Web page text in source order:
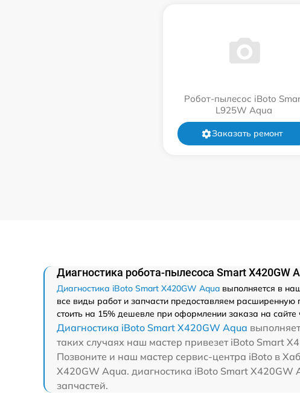
Робот-пылесос iBoto
L925W Aqua
Заказать ремонт
Диагностика робота-пылесоса Smart Х420GW
Диагностика iBoto Smart Х420GW Aqua выполняется в
все виды работ и запчасти предоставляем
стоить на 15% дешевле при оформлении заказа на
Диагностика iBoto Smart Х420GW Aqua
таких случаях наш мастер привезет iBoto Smart
Позвоните и наш мастер сервис-центра iBoto в
Х420GW Aqua. диагностика iBoto Smart Х420GW
запчастей.